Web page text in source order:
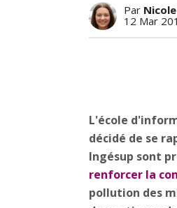
Par
12 Mar
L'école
décidé de se
Ingésup sont
renforcer la
pollution des